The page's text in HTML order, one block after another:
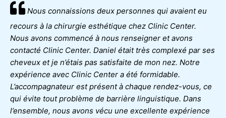
Nous connaissions deux personnes qui avaient eu
recours à la chirurgie esthétique chez Clinic Center.
Nous avons commencé à nous renseigner et avons
contacté Clinic Center. Daniel était très complexé par ses
cheveux et je n’étais pas satisfaite de mon nez. Notre
expérience avec Clinic Center a été formidable.
L’accompagnateur est présent à chaque rendez-vous, ce
qui évite tout problème de barrière linguistique. Dans
l’ensemble, nous avons vécu une excellente expérience